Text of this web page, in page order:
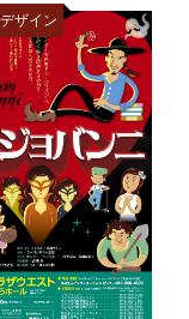
ザイン